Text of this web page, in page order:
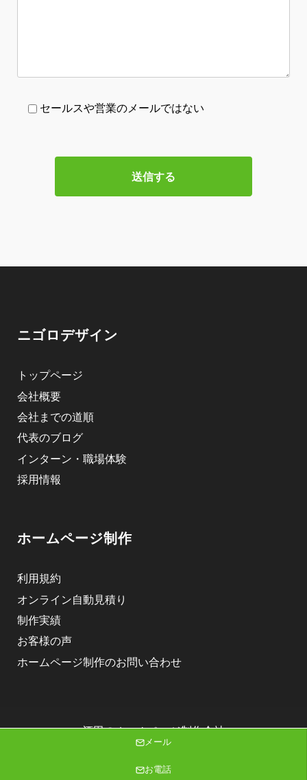
セールスや営業のメールではない
ニゴロデザイン
トップページ
会社概要
会社までの道順
代表のブログ
インターン・職場体験
採用情報
ホームページ制作
利用規約
オンライン自動見積り
制作実績
お客様の声
ホームページ制作のお問い合わせ
酒田のホームページ制作会社
株式会社ニゴロデザイン
Copyright (C) 2026 株式会社ニゴロデザイン All Rights Reserved.
メール
お電話